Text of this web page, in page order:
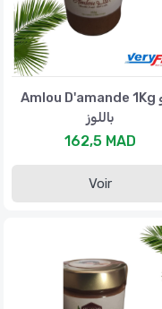
Amlou D'amande 1Kg املو
باللوز
162,5 MAD
Voir